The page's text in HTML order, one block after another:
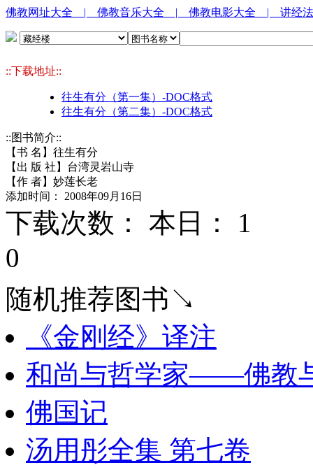
佛教网址大全 | 佛教音乐大全 | 佛教电影大全 | 讲经
::下载地址::
往生有分（第一集）-DOC格式
往生有分（第二集）-DOC格式
::图书简介::
【书 名】往生有分
【出 版 社】台湾灵岩山寺
【作 者】妙莲长老
添加时间： 2008年09月16日
下载次数： 本日： 1
0
随机推荐图书↘
《金刚经》译注
和尚与哲学家——佛教
佛国记
汤用彤全集 第七卷